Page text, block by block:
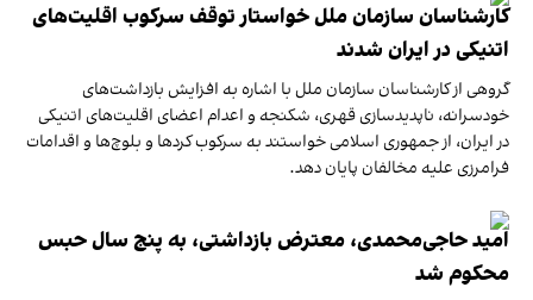
کارشناسان سازمان ملل خواستار توقف سرکوب اقلیت‌های
اتنیکی در ایران شدند
گروهی از کارشناسان سازمان ملل با اشاره به افزایش بازداشت‌های
خودسرانه، ناپدیدسازی قهری، شکنجه و اعدام اعضای اقلیت‌های اتنیکی
در ایران، از جمهوری اسلامی خواستند به سرکوب کردها و بلوچ‌ها و اقدامات
فرامرزی علیه مخالفان پایان دهد.
امید حاجی‌محمدی، معترض بازداشتی، به پنج سال حبس
محکوم شد